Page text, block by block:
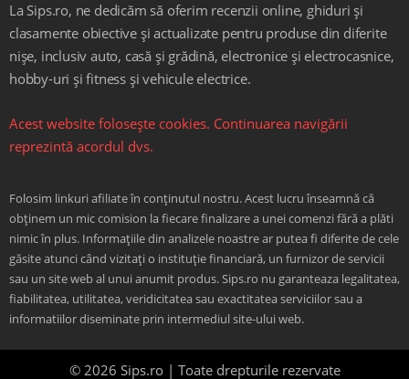
La Sips.ro, ne dedicăm să oferim recenzii online, ghiduri și
clasamente obiective și actualizate pentru produse din diferite
nișe, inclusiv auto, casă și grădină, electronice și electrocasnice,
hobby-uri și fitness și vehicule electrice.
Acest website folosește cookies. Continuarea navigării
reprezintă acordul dvs.
Folosim linkuri afiliate în conținutul nostru. Acest lucru înseamnă că
obținem un mic comision la fiecare finalizare a unei comenzi fără a plăti
nimic în plus. Informațiile din analizele noastre ar putea fi diferite de cele
găsite atunci când vizitați o instituție financiară, un furnizor de servicii
sau un site web al unui anumit produs. Sips.ro nu garanteaza legalitatea,
fiabilitatea, utilitatea, veridicitatea sau exactitatea serviciilor sau a
informatiilor diseminate prin intermediul site-ului web.
© 2026 Sips.ro | Toate drepturile rezervate